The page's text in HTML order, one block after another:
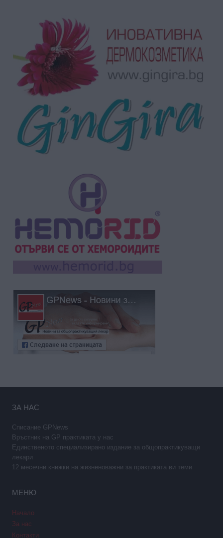
ЗА НАС
Списание GPNews
Връстник на GP практиката у нас
Единственото специализирано издание за общопрактикуващи
лекари
12 месечни книжки на жизненоважни за практиката ви теми
МЕНЮ
Начало
За нас
Контакти